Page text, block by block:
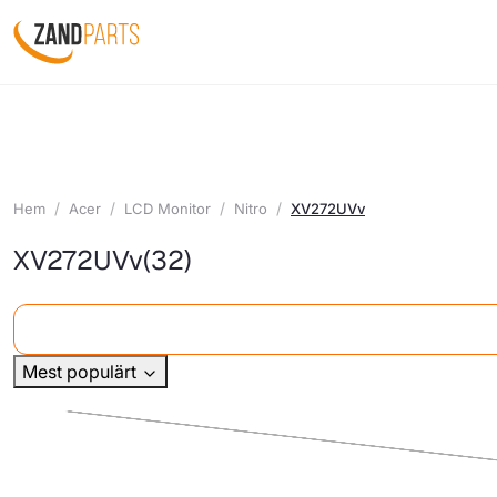
Hem Acer LCD Monitor Nitro XV272UVv
XV272UVv(32)
Mest populärt